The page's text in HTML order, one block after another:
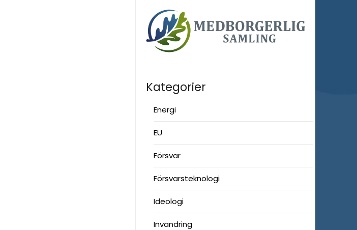
Kategorier
Energi
EU
Försvar
Försvarsteknologi
Ideologi
Invandring